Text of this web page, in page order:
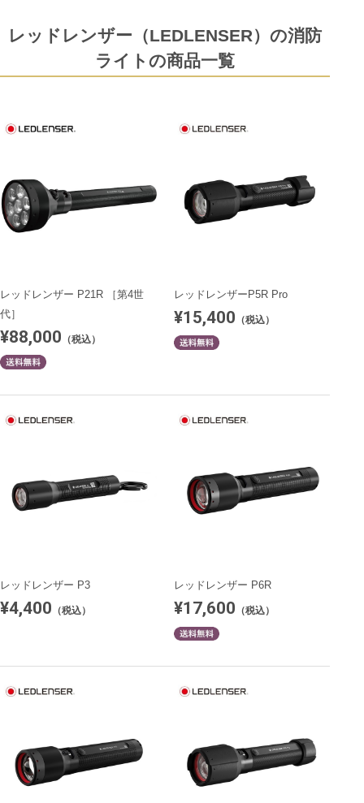
レッドレンザー（LEDLENSER）の消防
ライトの商品一覧
レッドレンザー P21R ［第4世
代］
¥88,000 （税込）
レッドレンザーP5R Pro
¥15,400 （税込）
レッドレンザー P3
¥4,400 （税込）
レッドレンザー P6R
¥17,600 （税込）